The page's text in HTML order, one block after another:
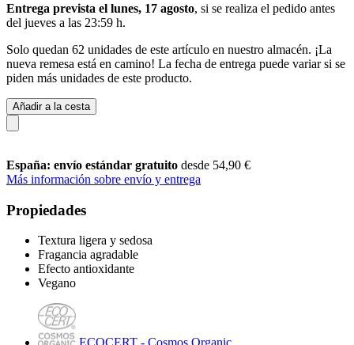
Entrega prevista el lunes, 17 agosto, si se realiza el pedido antes
del jueves a las 23:59 h.
Solo quedan 62 unidades de este artículo en nuestro almacén. ¡La
nueva remesa está en camino! La fecha de entrega puede variar si se
piden más unidades de este producto.
Añadir a la cesta
España: envío estándar gratuito desde 54,90 €
Más información sobre envío y entrega
Propiedades
Textura ligera y sedosa
Fragancia agradable
Efecto antioxidante
Vegano